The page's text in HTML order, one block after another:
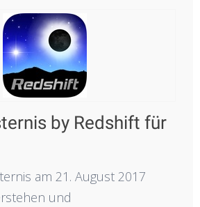
by Redshift für
am 21. August 2017
und